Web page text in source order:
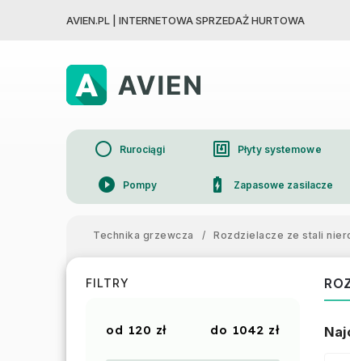
AVIEN.PL | INTERNETOWA SPRZEDAŻ HURTOWA
circle Rurociągi nfc Płyty systemowe
play_circle_filled Pompy battery_charging_full Zapasowe zasilacze
Technika grzewcza
/ Rozdzielacze ze stali
FILTRY
120 zł 1042 zł